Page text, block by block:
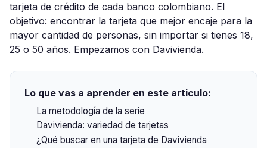
tarjeta de crédito de cada banco colombiano. El
objetivo: encontrar la tarjeta que mejor encaje para la
mayor cantidad de personas, sin importar si tienes 18,
25 o 50 años. Empezamos con Davivienda.
Lo que vas a aprender en este articulo:
La metodología de la serie
Davivienda: variedad de tarjetas
¿Qué buscar en una tarjeta de Davivienda